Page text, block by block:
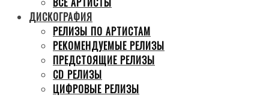
ДИСКОГРАФИЯ
РЕЛИЗЫ ПО АРТИСТАМ
РЕКОМЕНДУЕМЫЕ РЕЛИЗЫ
ПРЕДСТОЯЩИЕ РЕЛИЗЫ
CD РЕЛИЗЫ
ЦИФРОВЫЕ РЕЛИЗЫ